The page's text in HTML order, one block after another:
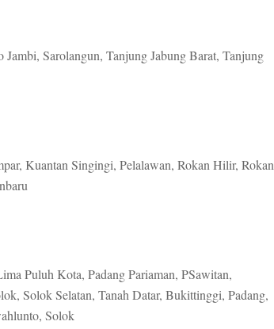
Sarolangun, Tanjung Jabung Barat, Tanjung
Kuantan Singingi, Pelalawan, Rokan Hilir, Rokan
Puluh Kota, Padang Pariaman, PSawitan,
Solok Selatan, Tanah Datar, Bukittinggi, Padang,
Solok